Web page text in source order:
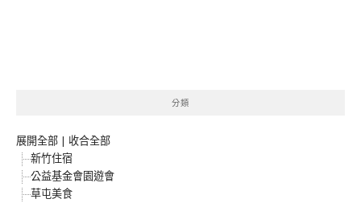
分類
展開全部 | 收合全部
新竹住宿
公益基金會園遊會
草屯美食